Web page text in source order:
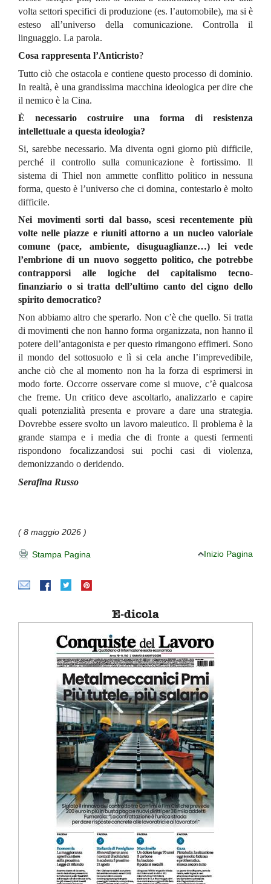
volta settori specifici di produzione (es. l’automobile), ma si è
esteso all’universo della comunicazione. Controlla il
linguaggio. La parola.
Cosa rappresenta l’Anticristo?
Tutto ciò che ostacola e contiene questo processo di dominio.
In realtà, è una grandissima macchina ideologica per dire che
il nemico è la Cina.
È necessario costruire una forma di resistenza
intellettuale a questa ideologia?
Si, sarebbe necessario. Ma diventa ogni giorno più difficile,
perché il controllo sulla comunicazione è fortissimo. Il
sistema di Thiel non ammette conflitto politico in nessuna
forma, questo è l’universo che ci domina, contestarlo è molto
difficile.
Nei movimenti sorti dal basso, scesi recentemente più
volte nelle piazze e riuniti attorno a un nucleo valoriale
comune (pace, ambiente, disuguaglianze…) lei vede
l’embrione di un nuovo soggetto politico, che potrebbe
contrapporsi alle logiche del capitalismo tecno-
finanziario o si tratta dell’ultimo canto del cigno dello
spirito democratico?
Non abbiamo altro che sperarlo. Non c’è che quello. Si tratta
di movimenti che non hanno forma organizzata, non hanno il
potere dell’antagonista e per questo rimangono effimeri. Sono
il mondo del sottosuolo e lì si cela anche l’imprevedibile,
anche ciò che al momento non ha la forza di esprimersi in
modo forte. Occorre osservare come si muove, c’è qualcosa
che freme. Un critico deve ascoltarlo, analizzarlo e capire
quali potenzialità presenta e provare a dare una strategia.
Dovrebbe essere svolto un lavoro maieutico. Il problema è la
grande stampa e i media che di fronte a questi fermenti
rispondono focalizzandosi sui pochi casi di violenza,
demonizzando o deridendo.
Serafina Russo
( 8 maggio 2026 )
Stampa Pagina Inizio Pagina
E-dicola